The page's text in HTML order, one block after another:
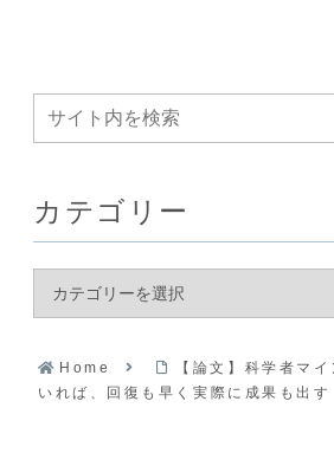
カテゴリー
Home
【論文】科学者マ
いれば、回復も早く実際に成果も出す